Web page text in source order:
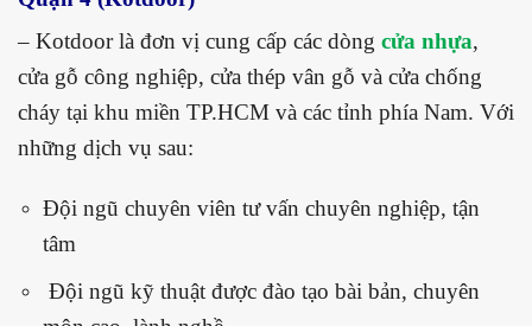
– Kotdoor là đơn vị cung cấp các dòng cửa nhựa,
cửa gỗ công nghiệp, cửa thép vân gỗ và cửa chống
cháy tại khu miền TP.HCM và các tỉnh phía Nam. Với
những dịch vụ sau:
Đội ngũ chuyên viên tư vấn chuyên nghiệp, tận
tâm
Đội ngũ kỹ thuật được đào tạo bài bản, chuyên